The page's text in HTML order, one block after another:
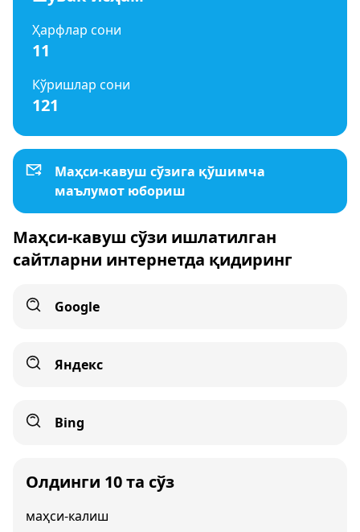
Ҳарфлар сони
11
Кўришлар сони
121
Маҳси-кавуш сўзига қўшимча
маълумот юбориш
Маҳси-кавуш сўзи ишлатилган
сайтларни интернетда қидиринг
Google
Яндекс
Bing
Олдинги 10 та сўз
маҳси-калиш